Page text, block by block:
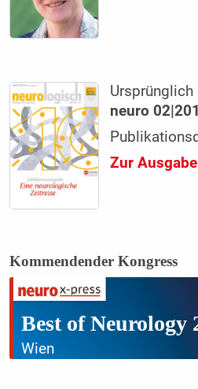
Ursprünglich
neuro
Zur
Kommendender Kongress
Best of Neurology
Wien